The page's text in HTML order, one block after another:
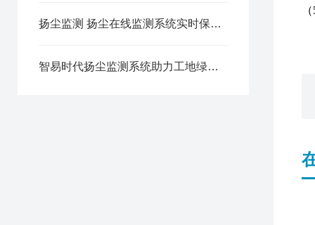
扬尘监测 扬尘在线监测系统实时保障环境空气质量
智易时代扬尘监测系统助力工地绿色施工
（